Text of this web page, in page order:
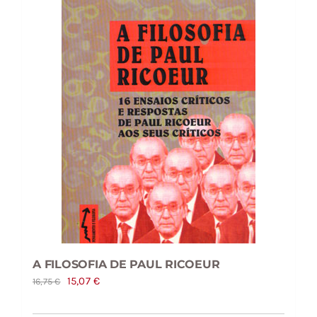
A FILOSOFIA DE PAUL RICOEUR
16,75€
O
15,07€O